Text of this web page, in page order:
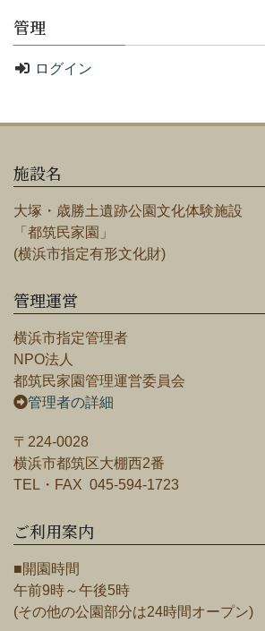
管理
ログイン
施設名
大塚・歳勝土遺跡公園文化体験施設
「都筑民家園」
(横浜市指定有形文化財)
管理運営
横浜市指定管理者
NPO法人
都筑民家園管理運営委員会
管理者の詳細
〒224-0028
横浜市都筑区大棚西2番
TEL・FAX 045-594-1723
ご利用案内
■開園時間
午前9時～午後5時
(その他の公園部分は24時間オープン)